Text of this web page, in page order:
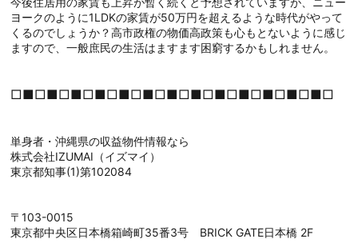
ヨークのように1LDKの家賃が50万円を超えるような時代がやって
くるのでしょうか？高市政権の物価高政策も心もとないように感じ
ますので、一般庶民の生活はますます困窮するかもしれません。
□■□■□■□■□■□■□■□■□■□■□■□■□■□
単身者・沖縄県の収益物件情報なら
株式会社IZUMAI（イズマイ）
東京都知事(1)第102084
〒103-0015
東京都中央区日本橋箱崎町35番3号 BRICK GATE日本橋 2F